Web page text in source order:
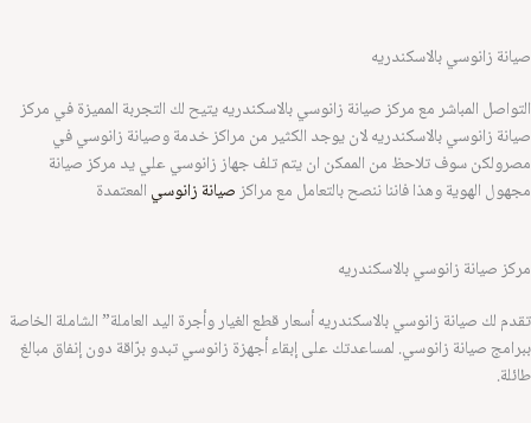
زانوسي بالاسكندريه
المباشر مع مركز صيانة زانوسي بالاسكندريه يتيح لك التجربة المميزة في مركز
زانوسي بالاسكندريه لان يوجد الكثير من مراكز خدمة وصيانة زانوسي في
سوف تلاحظ من الممكن ان يتم تلف جهاز زانوسي علي يد مركز صيانة
الهوية وهذا فاننا ننصح بالتعامل مع مراكزصيانة زانوسيالمعتمدة
صيانة زانوسي بالاسكندريه
لك صيانة زانوسي بالاسكندريه أسعار قطع الغيار وأجرة اليد العاملة” الشاملة الخاصة
صيانة زانوسي. لمساعدتك على إبقاء أجهزة زانوسي تبدو برّاقة دون إنفاق مبالغ